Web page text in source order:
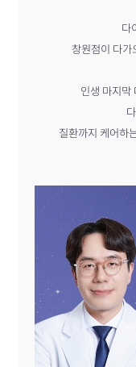
다
창원점이 다
인생 마지막
질환까지 케어하